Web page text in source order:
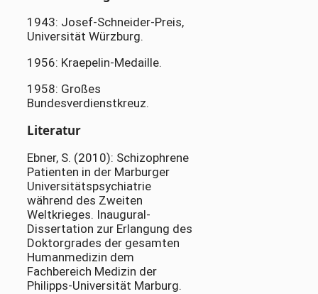
1943: Josef-Schneider-Preis,
Universität Würzburg.
1956: Kraepelin-Medaille.
1958: Großes
Bundesverdienstkreuz.
Literatur
Ebner, S. (2010): Schizophrene
Patienten in der Marburger
Universitätspsychiatrie
während des Zweiten
Weltkrieges. Inaugural-
Dissertation zur Erlangung des
Doktorgrades der gesamten
Humanmedizin dem
Fachbereich Medizin der
Philipps-Universität Marburg.